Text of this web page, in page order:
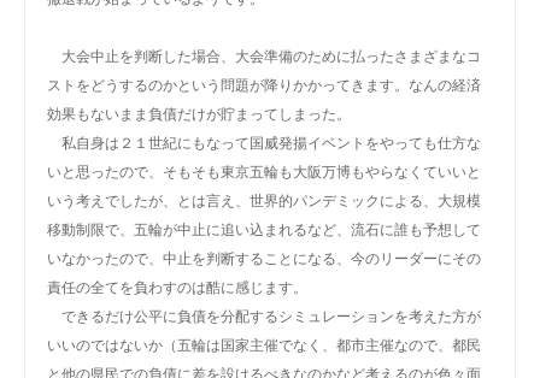
大会中止を判断した場合、大会準備のために払ったさまざまなコ
ストをどうするのかという問題が降りかかってきます。なんの経済
効果もないまま負債だけが貯まってしまった。
私自身は２１世紀にもなって国威発揚イベントをやっても仕方な
いと思ったので、そもそも東京五輪も大阪万博もやらなくていいと
いう考えでしたが、とは言え、世界的パンデミックによる、大規模
移動制限で、五輪が中止に追い込まれるなど、流石に誰も予想して
いなかったので、中止を判断することになる、今のリーダーにその
責任の全てを負わすのは酷に感じます。
できるだけ公平に負債を分配するシミュレーションを考えた方が
いいのではないか（五輪は国家主催でなく、都市主催なので、都民
と他の県民での負債に差を設けるべきなのかなど考えるのが色々面